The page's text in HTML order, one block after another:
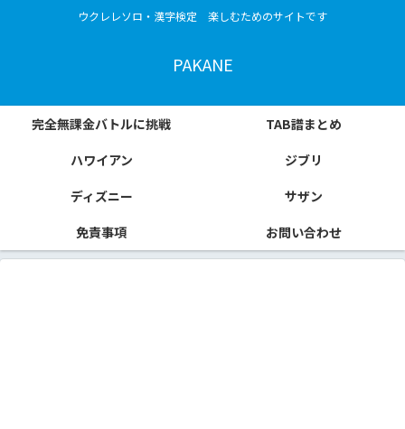
ウクレレソロ・漢字検定 楽しむためのサイトです
PAKANE
完全無課金バトルに挑戦
TAB譜まとめ
ハワイアン
ジブリ
ディズニー
サザン
免責事項
お問い合わせ